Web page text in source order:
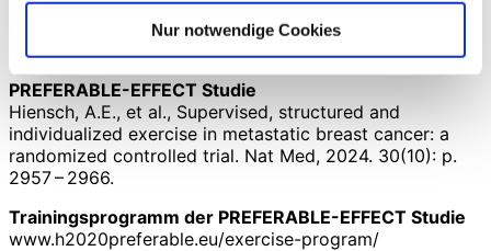
Nur notwendige Cookies
Patienten mit meta­stasiertem Brustkrebs aufgenommen
PREFERABLE-EFFECT Studie
Hiensch, A.E., et al., Supervised, structured and
individualized exercise in metastatic breast cancer: a
randomized controlled trial. Nat Med, 2024. 30(10): p.
2957 – 2966.
Trainingsprogramm der PREFERABLE-EFFECT Studie
www.h2020preferable.eu/exercise-program/